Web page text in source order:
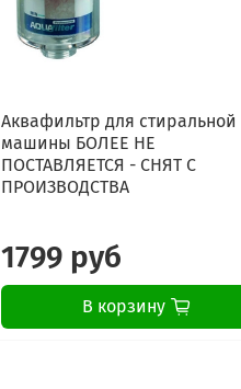
Аквафильтр для стиральной
машины БОЛЕЕ НЕ
ПОСТАВЛЯЕТСЯ - СНЯТ С
ПРОИЗВОДСТВА
1799 руб
В корзину